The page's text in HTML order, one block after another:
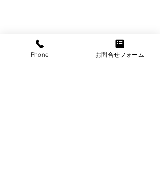
Phone お問合せフォーム